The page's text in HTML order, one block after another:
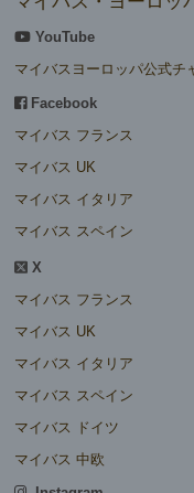
YouTube
マイバスヨーロッパ公式チ
Facebook
マイバス フランス
マイバス UK
マイバス イタリア
マイバス スペイン
X
マイバス フランス
マイバス UK
マイバス イタリア
マイバス スペイン
マイバス ドイツ
マイバス 中欧